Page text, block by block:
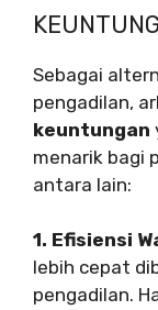
Sebagai
pengadilan,
keuntungan
menarik bagi
antara lain:
1. Efisiensi
lebih cepat
pengadilan.